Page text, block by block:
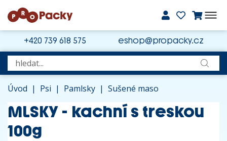
+420 739 618 575 eshop@propacky.cz
Úvod | Psi | Pamlsky | Sušené maso
MLSKY - kachní s treskou
100g